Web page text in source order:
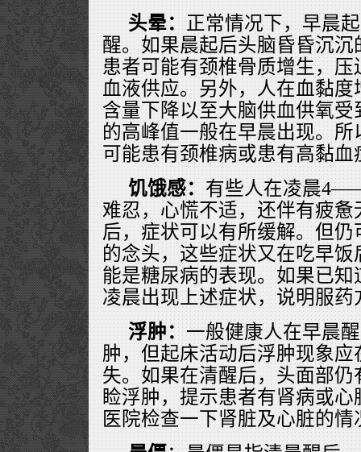
头晕：正常情况下，早晨
醒。如果晨起后头脑昏昏沉
患者可能有颈椎骨质增生，
血液供应。另外，人在血黏
含量下降以至大脑供血供氧
的高峰值一般在早晨出现。
可能患有颈椎病或患有高黏血
饥饿感：有些人在凌晨
难忍，心慌不适，还伴有疲
后，症状可以有所缓解。但
的念头，这些症状又在吃早
能是糖尿病的表现。如果已
凌晨出现上述症状，说明服
浮肿：一般健康人在早晨
肿，但起床活动后浮肿现象应
失。如果在清醒后，头面部
睑浮肿，提示患者有肾病或
医院检查一下肾脏及心脏的情